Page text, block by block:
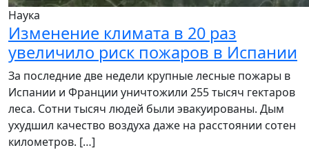
Наука
Изменение климата в 20 раз
увеличило риск пожаров в Испании
За последние две недели крупные лесные пожары в
Испании и Франции уничтожили 255 тысяч гектаров
леса. Сотни тысяч людей были эвакуированы. Дым
ухудшил качество воздуха даже на расстоянии сотен
километров. […]